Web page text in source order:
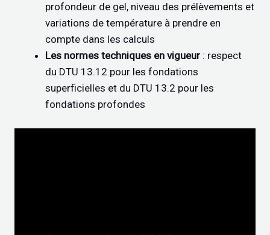
profondeur de gel, niveau des prélèvements et
variations de température à prendre en
compte dans les calculs
Les normes techniques en vigueur : respect
du DTU 13.12 pour les fondations
superficielles et du DTU 13.2 pour les
fondations profondes